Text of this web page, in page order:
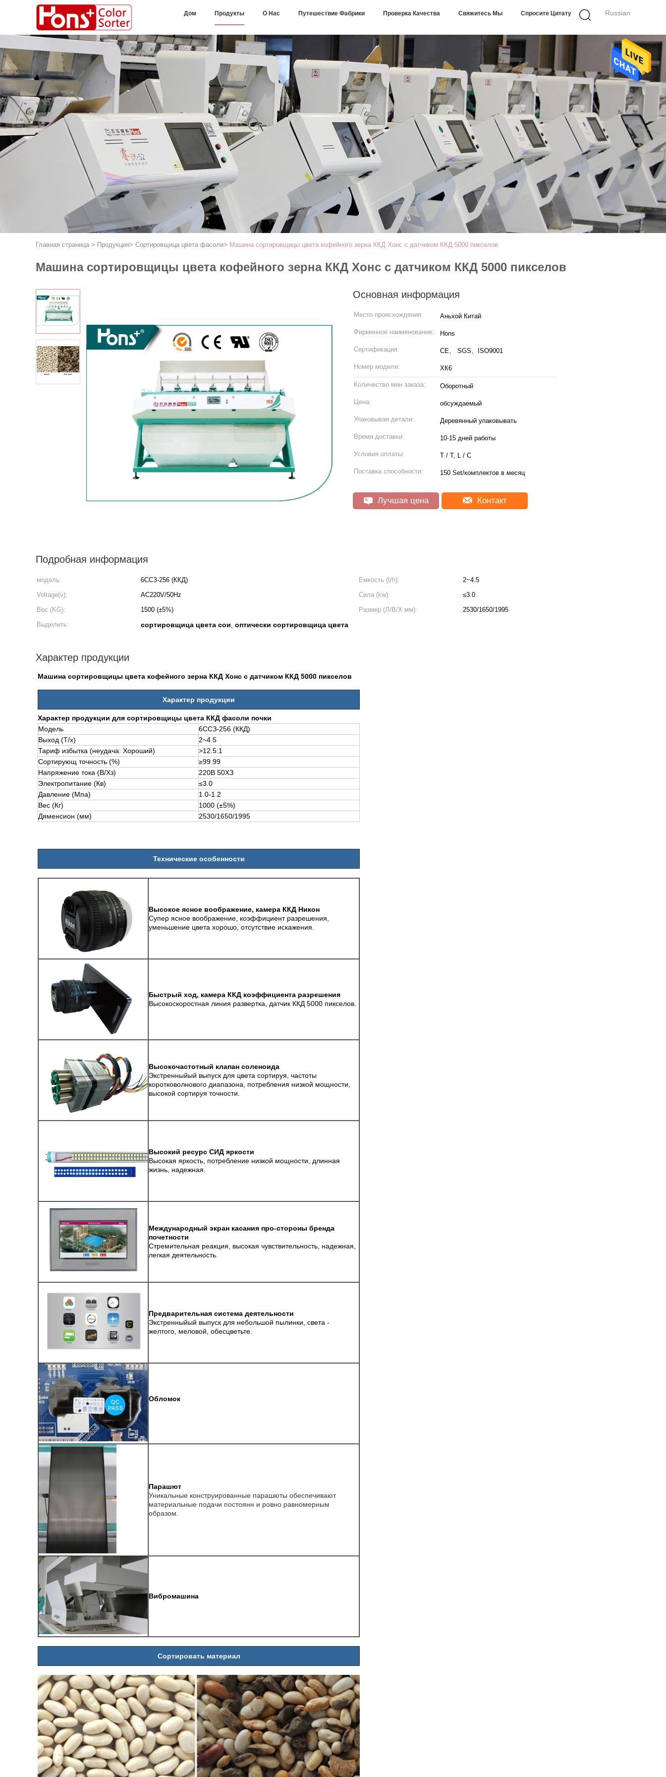
Russian
Дом Продукты О Нас Путешествие Фабрики Проверка Качества Свяжитесь Мы Спросите Цитату
Главная страница > Продукция> Сортировщица цвета фасоли> Машина сортировщицы цвета кофейного зерна ККД Хонс с датчиком ККД 5000 пикселов
Машина сортировщицы цвета кофейного зерна ККД Хонс с датчиком ККД 5000 пикселов
Основная информация
Место происхождения: Аньхой Китай
Фирменное наименование: Hons
Сертификация: CE、 SGS、ISO9001
Номер модели: ХК6
Количество мин заказа: Оборотный
Цена: обсуждаемый
Упаковывая детали: Деревянный упаковывать
Время доставки: 10-15 дней работы
Условия оплаты: T / T, L / C
Поставка способности: 150 Set/комплектов в месяц
Лучшая цена Контакт
Подробная информация
модель: 6ССЗ-256 (ККД) Емкость (t/h):
2~4.5
Voltage(v):
AC220V/50Hz Сила (kw):
≤3.0
Вес (KG):
1500 (±5%) Размер (Л/В/Х мм):
2530/1650/1995
Выделить:
сортировщица цвета сои, оптически сортировщица цвета
Характер продукции
Машина сортировщицы цвета кофейного зерна ККД Хонс с датчиком ККД 5000 пикселов
Характер продукции
Характер продукции для сортировщицы цвета ККД фасоли почки
Модель
6ССЗ-256 (ККД)
Выход (Т/х)
2~4.5
Тариф избытка (неудача: Хороший)
>12.5:1
Сортирующ точность (%)
≥99.99
Напряжение тока (В/Хз)
220В 50ХЗ
Электропитание (Кв)
≤3.0
Давление (Мпа)
1.0-1.2
Вес (Кг)
1000 (±5%)
Дяменсион (мм)
2530/1650/1995
Технические особенности
Высокое ясное воображение, камера ККД Никон
Супер ясное воображение, коэффициент разрешения,
уменьшение цвета хорошо, отсутствие искажения.
Быстрый ход, камера ККД коэффициента разрешения
Высокоскоростная линия развертка, датчик ККД 5000 пикселов.
Высокочастотный клапан соленоида
Экстренныйый выпуск для цвета сортируя, частоты
коротковолнового диапазона, потребления низкой мощности,
высокой сортируя точности.
Высокий ресурс СИД яркости
Высокая яркость, потребление низкой мощности, длинная
жизнь, надежная.
Международный экран касания про-стороны бренда
почетности
Стремительная реакция, высокая чувствительность, надежная,
легкая деятельность.
Предварительная система деятельности
Экстренныйый выпуск для небольшой пылинки, света -
желтого, меловой, обесцветьте.
Обломок
Парашют
Уникальные конструированные парашюты обеспечивают
материальные подачи постоянн и ровно равномерным
образом.
Вибромашина
Сортировать материал